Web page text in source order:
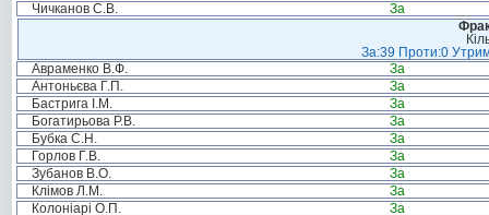
Чичканов С.В.
За
За:39 Проти:0
Авраменко В.Ф.
За
Антоньєва Г.П.
За
Бастрига І.М.
За
Богатирьова Р.В.
За
Бубка С.Н.
За
Горлов Г.В.
За
Зубанов В.О.
За
Клімов Л.М.
За
Колоніарі О.П.
За